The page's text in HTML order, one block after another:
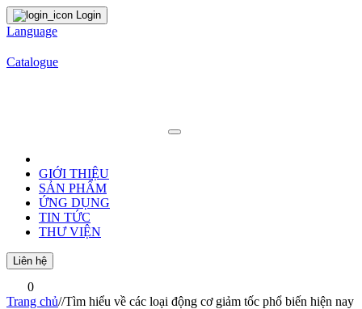
Login
Language
Catalogue
GIỚI THIỆU
SẢN PHẨM
ỨNG DỤNG
TIN TỨC
THƯ VIỆN
Liên hệ
0
Trang chủ//Tìm hiểu về các loại động cơ giảm tốc phổ biến hiện nay